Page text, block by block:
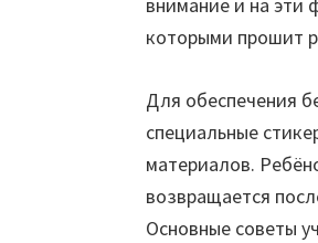
внимание и на эти
которыми прошит
Для обеспечения
специальные
материалов.
возвращается
Основные советы